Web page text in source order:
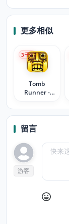
更多相似
Tomb
Runner -
Game
3千+
留言
游客